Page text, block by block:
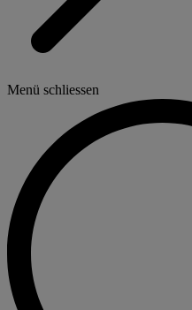
Menü schliessen